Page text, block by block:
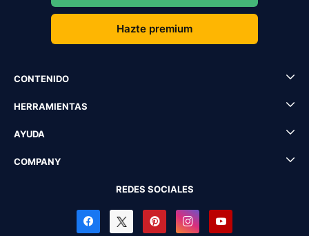
Hazte premium
CONTENIDO
HERRAMIENTAS
AYUDA
COMPANY
REDES SOCIALES